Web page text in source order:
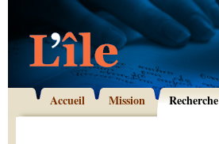
Accueil Mission Recherche